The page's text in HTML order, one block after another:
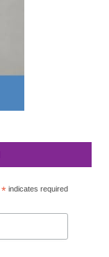
*indicates required